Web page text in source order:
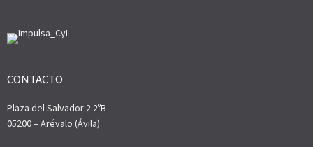
CONTACTO
Plaza del Salvador 2 2ºB
05200 – Arévalo (Ávila)